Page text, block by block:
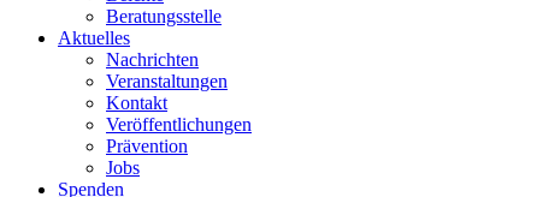
Beratungsstelle
Aktuelles
Nachrichten
Veranstaltungen
Kontakt
Veröffentlichungen
Prävention
Jobs
Spenden